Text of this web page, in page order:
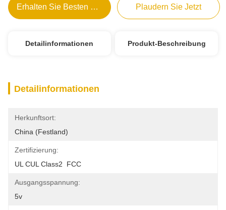
Erhalten Sie Besten Preis Plaudern Sie Jetzt
Detailinformationen Produkt-Beschreibung
Detailinformationen
Herkunftsort:
China (Festland)
Zertifizierung:
UL CUL Class2  FCC
Ausgangsspannung:
5v